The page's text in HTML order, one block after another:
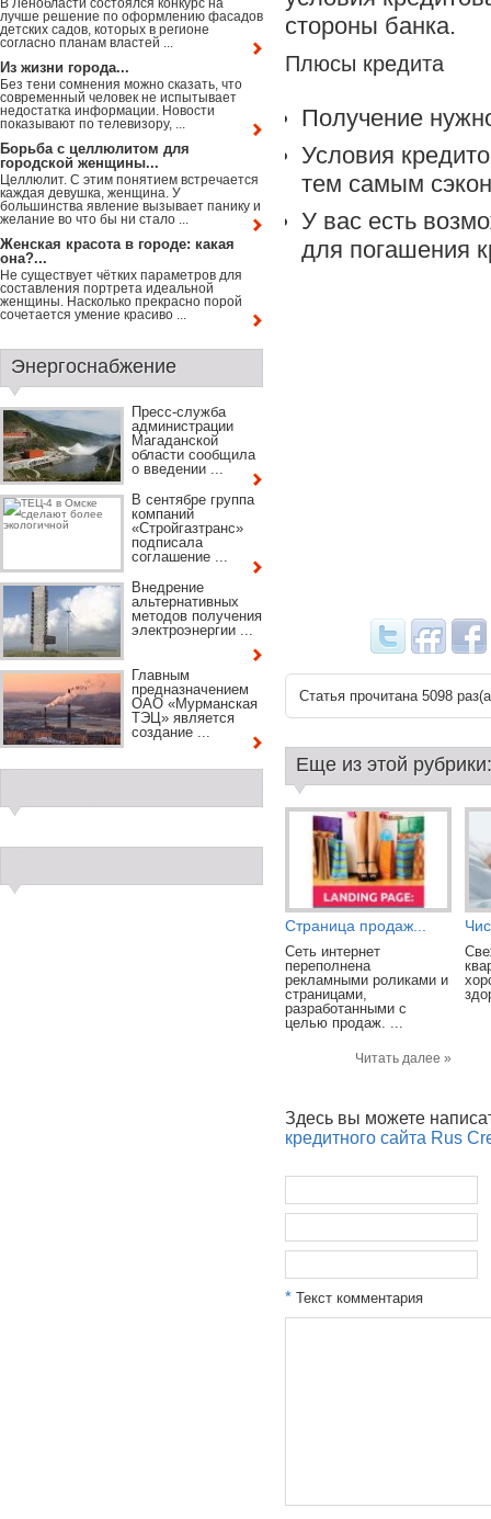
стороны банка.
Плюсы кредита
Получение
Условия
тем самым
У вас есть
для погашения
Статья прочитана 5098
Еще из этой рубрики:
Страница продаж...
Сеть интернет
переполнена
рекламными роликами и
страницами,
разработанными с
целью продаж. ...
Читать далее »
Здесь вы можете
кредитного сайта Rus
* Текст комментария
В Ленобласти состоялся конкурс на
лучше решение по оформлению фасадов
детских садов, которых в регионе
согласно планам властей ...
Из жизни города...
Без тени сомнения можно сказать, что
современный человек не испытывает
недостатка информации. Новости
показывают по телевизору, ...
Борьба с целлюлитом для
городской женщины...
Целлюлит. С этим понятием встречается
каждая девушка, женщина. У
большинства явление вызывает панику и
желание во что бы ни стало ...
Женская красота в городе: какая
она?...
Не существует чётких параметров для
составления портрета идеальной
женщины. Насколько прекрасно порой
сочетается умение красиво ...
Энергоснабжение
Пресс-служба
администрации
Магаданской
области сообщила
о введении ...
В сентябре группа
компаний
«Стройгазтранс»
подписала
соглашение ...
Внедрение
альтернативных
методов получения
электроэнергии ...
Главным
предназначением
ОАО «Мурманская
ТЭЦ» является
создание ...